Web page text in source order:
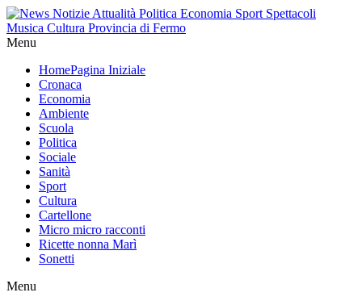
Menu
HomePagina Iniziale
Cronaca
Economia
Ambiente
Scuola
Politica
Sociale
Sanità
Sport
Cultura
Cartellone
Micro micro racconti
Ricette nonna Marì
Sonetti
Menu